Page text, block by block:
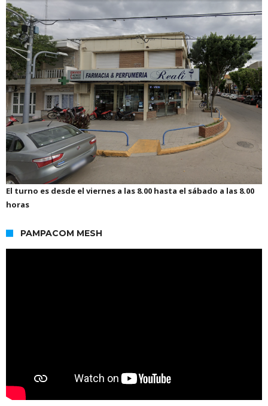
El turno es desde el viernes a las 8.00 hasta el sábado a las 8.00
horas
PAMPACOM MESH